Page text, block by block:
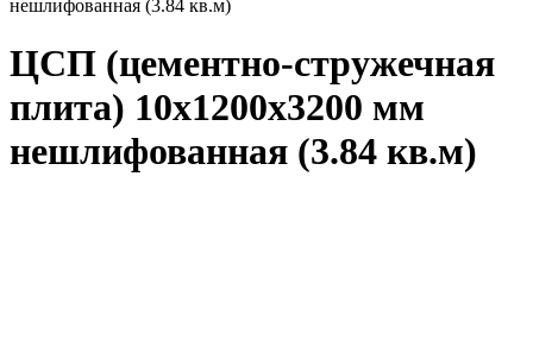
нешлифованная (3.84 кв.м)
ЦСП (цементно-стружечная
плита) 10х1200х3200 мм
нешлифованная (3.84 кв.м)